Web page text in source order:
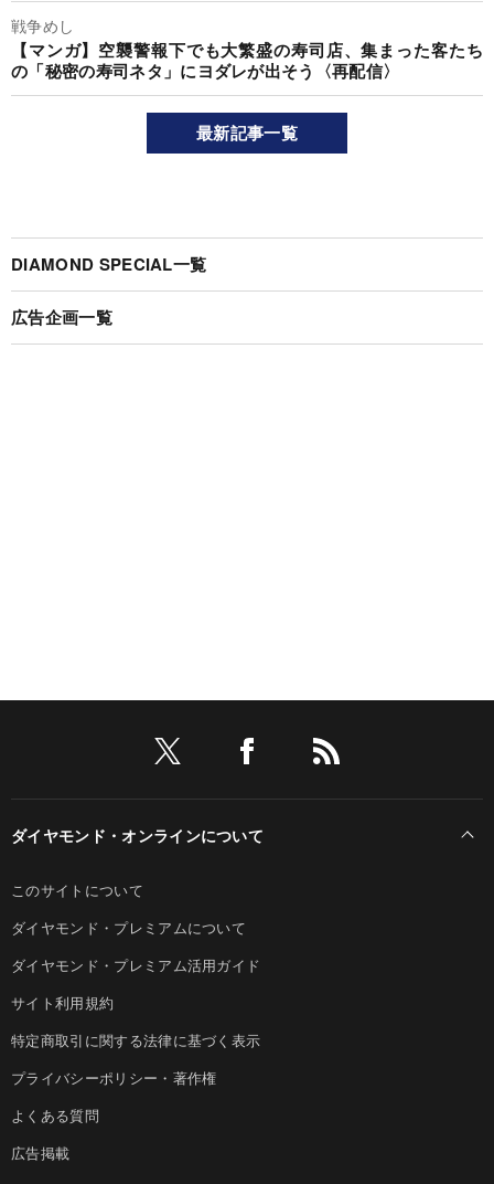
戦争めし
【マンガ】空襲警報下でも大繁盛の寿司店、集まった客たち
の「秘密の寿司ネタ」にヨダレが出そう〈再配信〉
最新記事一覧
DIAMOND SPECIAL一覧
広告企画一覧
ダイヤモンド・オンラインについて
このサイトについて
ダイヤモンド・プレミアムについて
ダイヤモンド・プレミアム活用ガイド
サイト利用規約
特定商取引に関する法律に基づく表示
プライバシーポリシー・著作権
よくある質問
広告掲載